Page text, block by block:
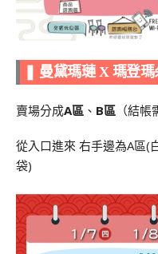
❚ 曼黛瑪璉 X 瑪登
賣場分成A區 、 B區 （結
從入口進來 右手邊為A區(
袋)